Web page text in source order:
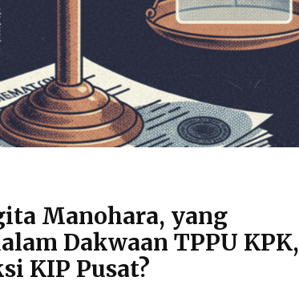
Manohara, yang
Dakwaan TPPU KPK,
KIP Pusat?